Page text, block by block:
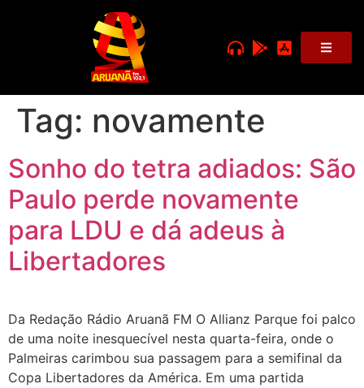
Tag: novamente
Sonho do tetra adiados: São
Paulo perde novamente
para LDU e dá adeus à
Libertadores
Da Redação Rádio Aruanã FM O Allianz Parque foi palco
de uma noite inesquecível nesta quarta-feira, onde o
Palmeiras carimbou sua passagem para a semifinal da
Copa Libertadores da América. Em uma partida